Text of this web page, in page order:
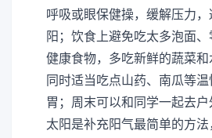
呼吸或眼保健操，缓解压力
阳；饮食上避免吃太多泡面
健康食物，多吃新鲜的蔬菜和
同时适当吃点山药、南瓜等
胃；周末可以和同学一起去
太阳是补充阳气最简单的方